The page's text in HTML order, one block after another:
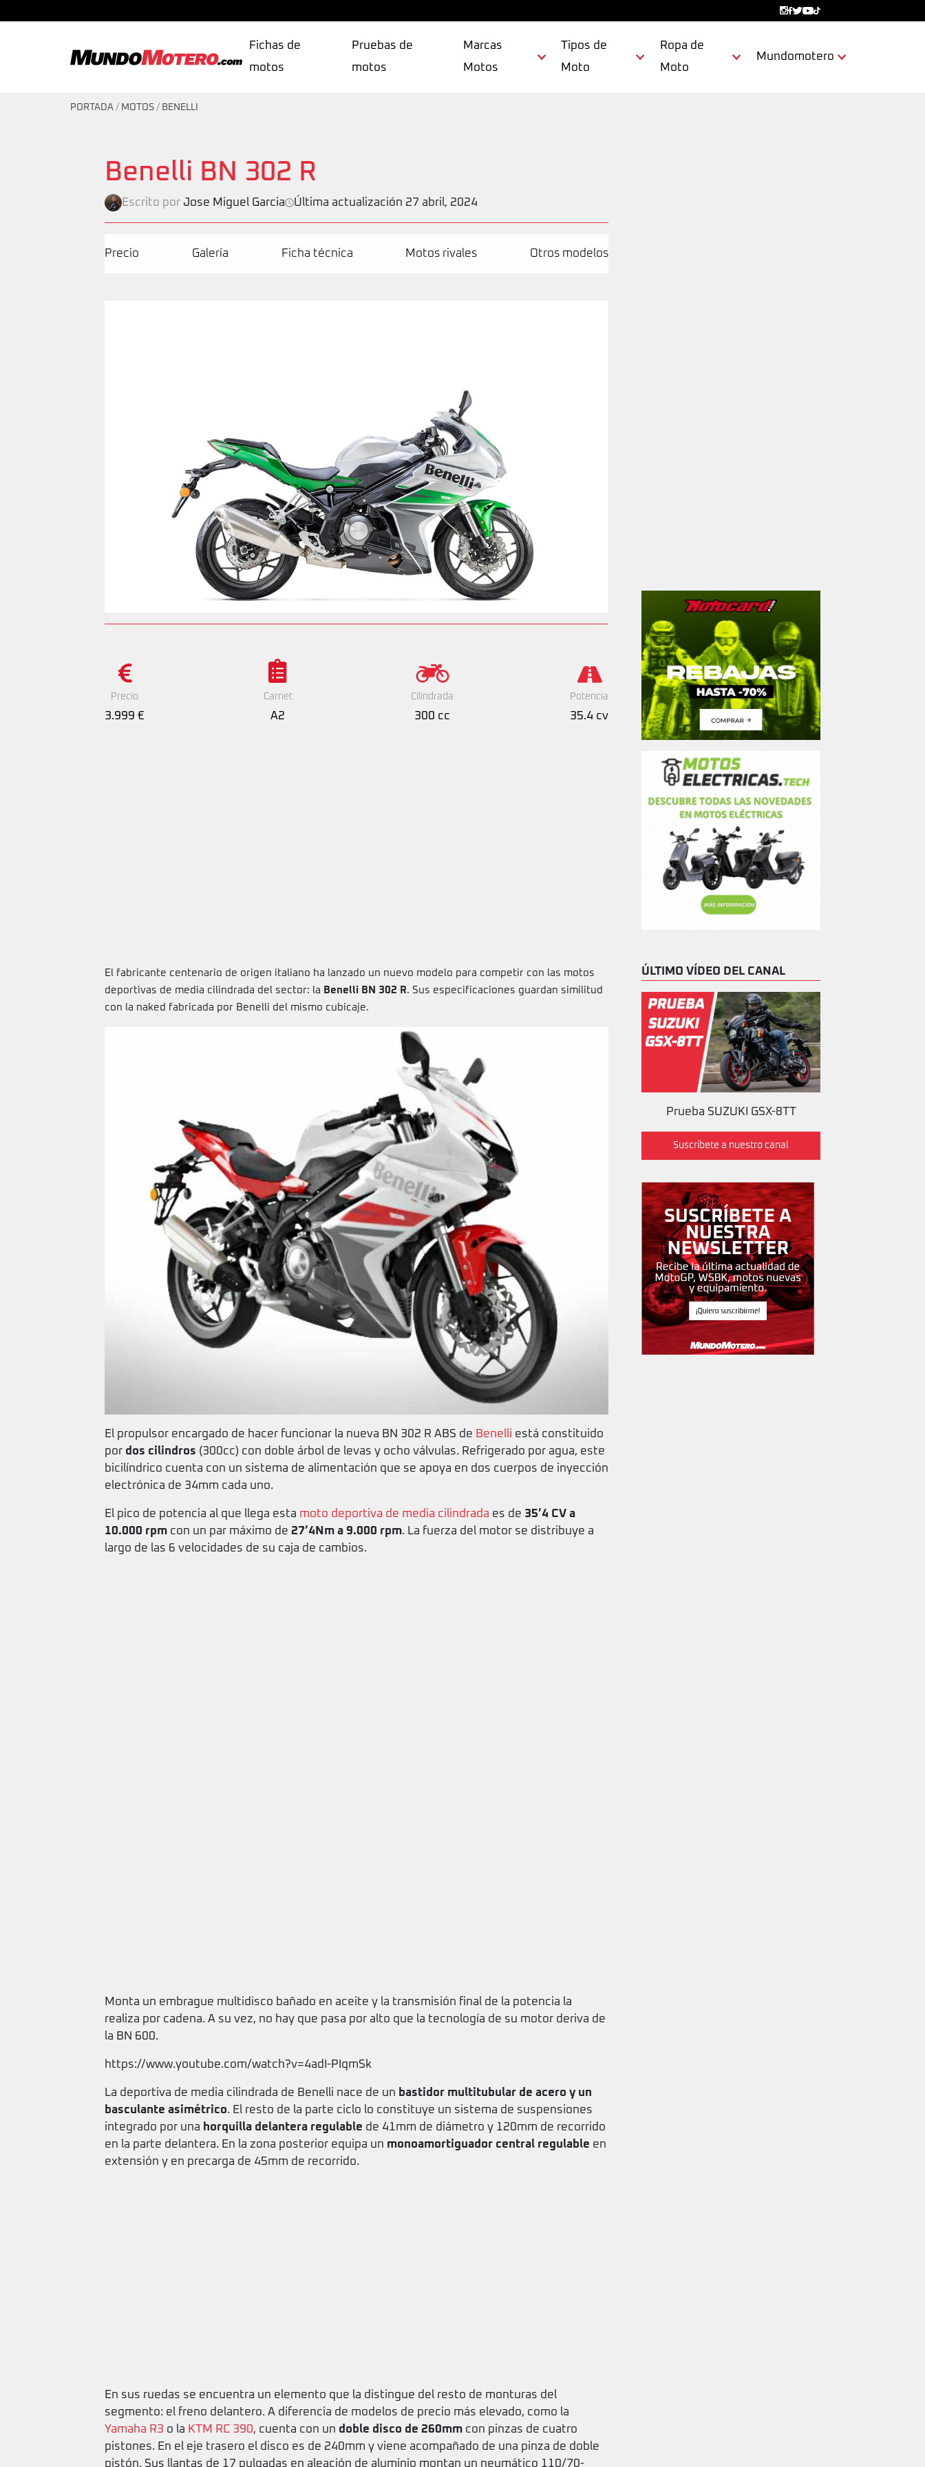
Fichas de
motos
Pruebas de
motos
Marcas
Motos
Tipos de
Moto
Ropa de
Moto
Mundomotero
PORTADA / MOTOS / BENELLI
Benelli BN 302 R
Escrito por Jose Miguel Garcia Última actualización 27 abril, 2024
Precio Galería Ficha técnica Motos rivales Otros modelos
Precio
3.999 €
Carnet
A2
Cilindrada
300 cc
Potencia
35.4 cv
El fabricante centenario de origen italiano ha lanzado un nuevo modelo para competir con las motos
deportivas de media cilindrada del sector: la Benelli BN 302 R. Sus especificaciones guardan similitud
con la naked fabricada por Benelli del mismo cubicaje.
El propulsor encargado de hacer funcionar la nueva BN 302 R ABS de Benelli está constituido
por dos cilindros (300cc) con doble árbol de levas y ocho válvulas. Refrigerado por agua, este
bicilíndrico cuenta con un sistema de alimentación que se apoya en dos cuerpos de inyección
electrónica de 34mm cada uno.
El pico de potencia al que llega esta moto deportiva de media cilindrada es de 35’4 CV a
10.000 rpm con un par máximo de 27’4Nm a 9.000 rpm. La fuerza del motor se distribuye a
largo de las 6 velocidades de su caja de cambios.
Monta un embrague multidisco bañado en aceite y la transmisión final de la potencia la
realiza por cadena. A su vez, no hay que pasa por alto que la tecnología de su motor deriva de
la BN 600.
https://www.youtube.com/watch?v=4adI-PIqmSk
La deportiva de media cilindrada de Benelli nace de un bastidor multitubular de acero y un
basculante asimétrico. El resto de la parte ciclo lo constituye un sistema de suspensiones
integrado por una horquilla delantera regulable de 41mm de diámetro y 120mm de recorrido
en la parte delantera. En la zona posterior equipa un monoamortiguador central regulable en
extensión y en precarga de 45mm de recorrido.
En sus ruedas se encuentra un elemento que la distingue del resto de monturas del
segmento: el freno delantero. A diferencia de modelos de precio más elevado, como la
Yamaha R3 o la KTM RC 390, cuenta con un doble disco de 260mm con pinzas de cuatro
pistones. En el eje trasero el disco es de 240mm y viene acompañado de una pinza de doble
pistón. Sus llantas de 17 pulgadas en aleación de aluminio montan un neumático 110/70-
ÚLTIMO VÍDEO DEL CANAL
Prueba SUZUKI GSX-8TT
Suscríbete a nuestro canal